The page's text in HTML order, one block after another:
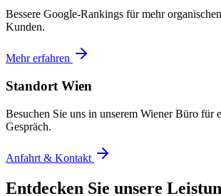
Bessere Google-Rankings für mehr
Kunden.
Mehr erfahren
Standort Wien
Besuchen Sie uns in unserem Wiener Büro für
Gespräch.
Anfahrt & Kontakt
Entdecken Sie unsere